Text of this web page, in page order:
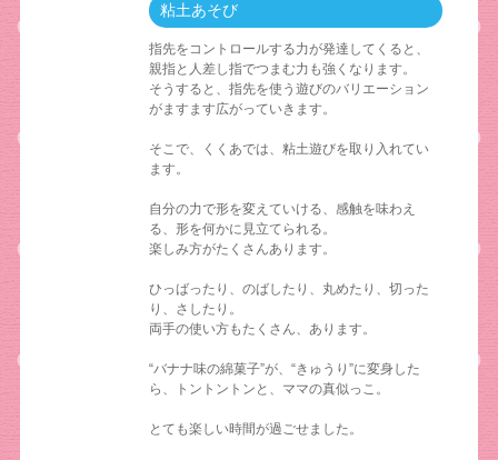
粘土あそび
指先をコントロールする力が発達してくると、
親指と人差し指でつまむ力も強くなります。
そうすると、指先を使う遊びのバリエーション
がますます広がっていきます。
そこで、くくあでは、粘土遊びを取り入れてい
ます。
自分の力で形を変えていける、感触を味わえ
る、形を何かに見立てられる。
楽しみ方がたくさんあります。
ひっばったり、のばしたり、丸めたり、切った
り、さしたり。
両手の使い方もたくさん、あります。
“バナナ味の綿菓子”が、“きゅうり”に変身した
ら、トントントンと、ママの真似っこ。
とても楽しい時間が過ごせました。